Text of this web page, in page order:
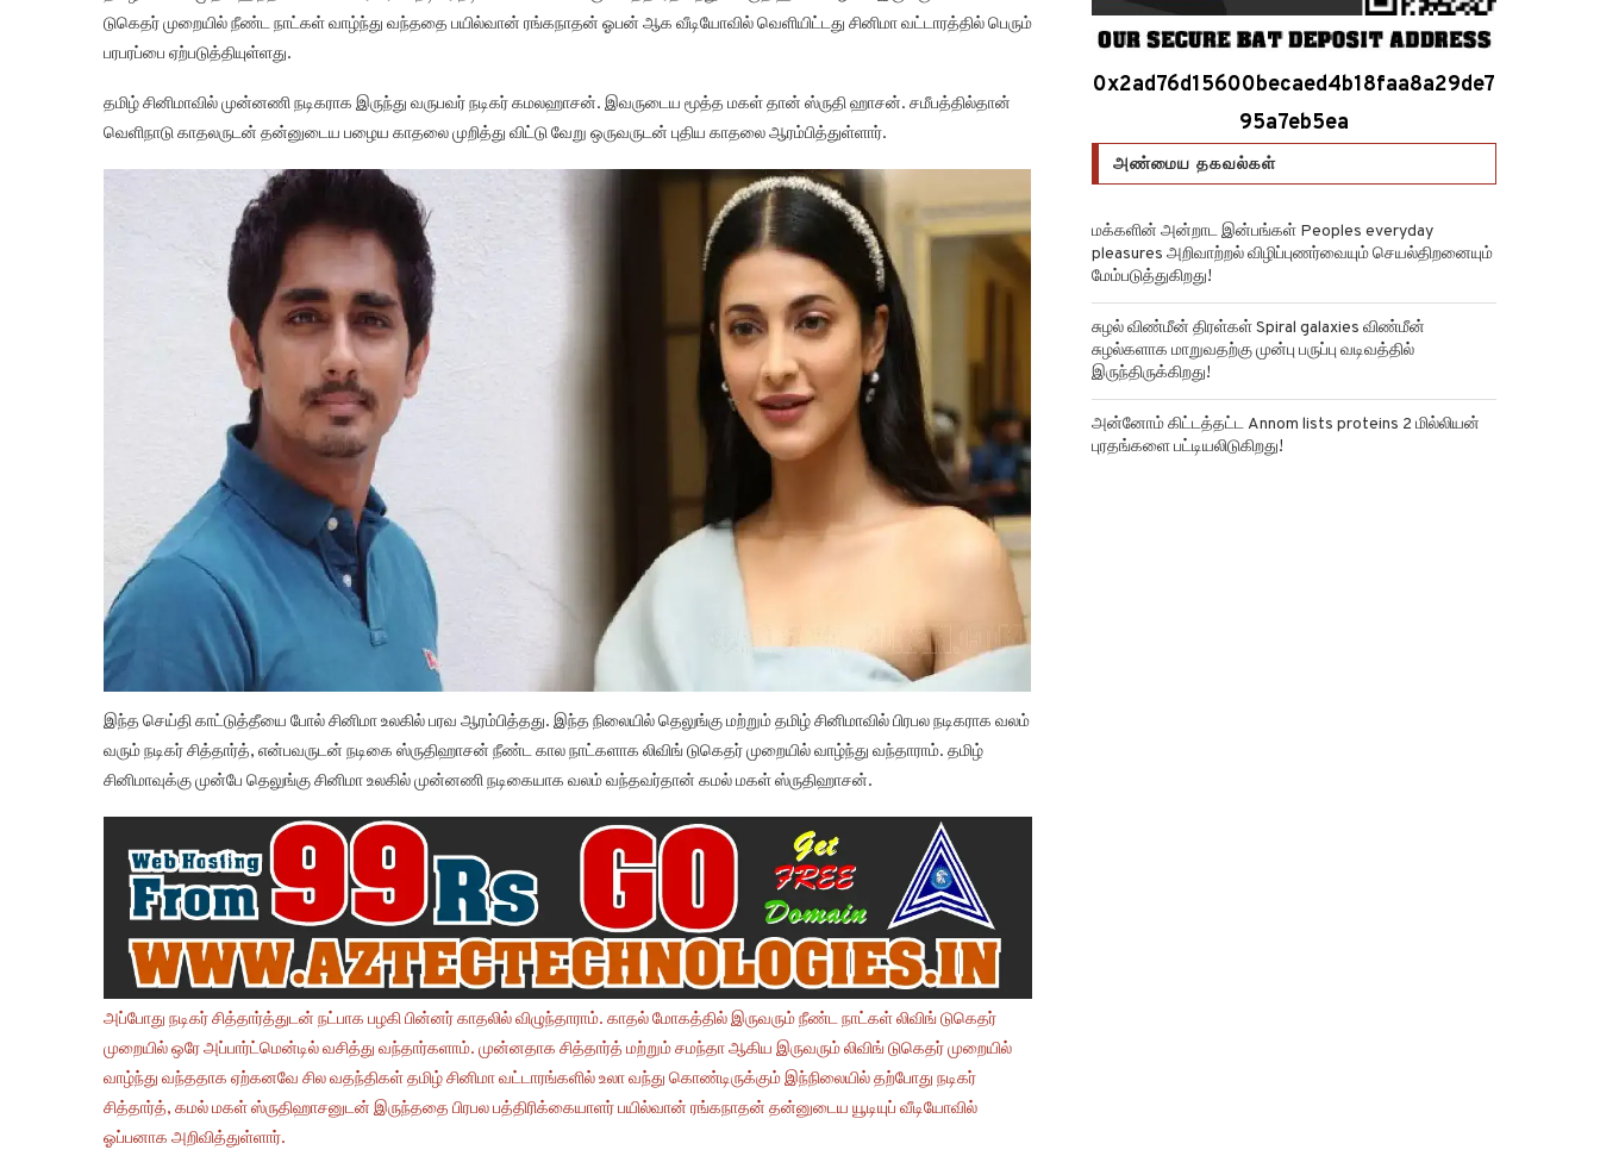
டுகெதர் முறையில் நீண்ட நாட்கள் வாழ்ந்து வந்ததை பயில்வான் ரங்கநாதன் ஓபன் ஆக வீடியோவில் வெளியிட்டது சினிமா வட்டாரத்தில் பெரும்
பரபரப்பை ஏற்படுத்தியுள்ளது.
தமிழ் சினிமாவில் முன்னணி நடிகராக இருந்து வருபவர் நடிகர் கமலஹாசன். இவருடைய மூத்த மகள் தான் ஸ்ருதி ஹாசன். சமீபத்தில்தான்
வெளிநாடு காதலருடன் தன்னுடைய பழைய காதலை முறித்து விட்டு வேறு ஒருவருடன் புதிய காதலை ஆரம்பித்துள்ளார்.
இந்த செய்தி காட்டுத்தீயை போல் சினிமா உலகில் பரவ ஆரம்பித்தது. இந்த நிலையில் தெலுங்கு மற்றும் தமிழ் சினிமாவில் பிரபல நடிகராக வலம்
வரும் நடிகர் சித்தார்த், என்பவருடன் நடிகை ஸ்ருதிஹாசன் நீண்ட கால நாட்களாக லிவிங் டுகெதர் முறையில் வாழ்ந்து வந்தாராம். தமிழ்
சினிமாவுக்கு முன்பே தெலுங்கு சினிமா உலகில் முன்னணி நடிகையாக வலம் வந்தவர்தான் கமல் மகள் ஸ்ருதிஹாசன்.
அப்போது நடிகர் சித்தார்த்துடன் நட்பாக பழகி பின்னர் காதலில் விழுந்தாராம். காதல் மோகத்தில் இருவரும் நீண்ட நாட்கள் லிவிங் டுகெதர்
முறையில் ஒரே அப்பார்ட்மென்டில் வசித்து வந்தார்களாம். முன்னதாக சித்தார்த் மற்றும் சமந்தா ஆகிய இருவரும் லிவிங் டுகெதர் முறையில்
வாழ்ந்து வந்ததாக ஏற்கனவே சில வதந்திகள் தமிழ் சினிமா வட்டாரங்களில் உலா வந்து கொண்டிருக்கும் இந்நிலையில் தற்போது நடிகர்
சித்தார்த், கமல் மகள் ஸ்ருதிஹாசனுடன் இருந்ததை பிரபல பத்திரிக்கையாளர் பயில்வான் ரங்கநாதன் தன்னுடைய யூடியுப் வீடியோவில்
ஓப்பனாக அறிவித்துள்ளார்.
0x2ad76d15600becaed4b18faa8a29de7
95a7eb5ea
அண்மைய தகவல்கள்
மக்களின் அன்றாட இன்பங்கள் Peoples everyday
pleasures அறிவாற்றல் விழிப்புணர்வையும் செயல்திறனையும்
மேம்படுத்துகிறது!
சுழல் விண்மீன் திரள்கள் Spiral galaxies விண்மீன்
சுழல்களாக மாறுவதற்கு முன்பு பருப்பு வடிவத்தில்
இருந்திருக்கிறது!
அன்னோம் கிட்டத்தட்ட Annom lists proteins 2 மில்லியன்
புரதங்களை பட்டியலிடுகிறது!